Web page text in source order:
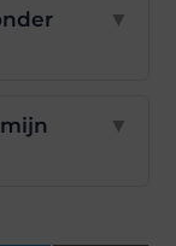
▼
▼